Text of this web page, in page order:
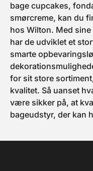
bage cupcakes,
smørcreme, kan du
hos Wilton. Med
har de udviklet et
smarte
for sit store
kvalitet. Så uanset
være sikker på, at
bageudstyr, der kan